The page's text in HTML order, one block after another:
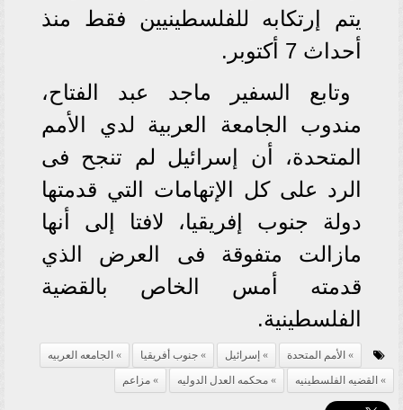
يتم إرتكابه للفلسطينيين فقط منذ
أحداث 7 أكتوبر.
وتابع السفير ماجد عبد الفتاح،
مندوب الجامعة العربية لدي الأمم
المتحدة، أن إسرائيل لم تنجح فى
الرد على كل الإتهامات التي قدمتها
دولة جنوب إفريقيا، لافتا إلى أنها
مازالت متفوقة فى العرض الذي
قدمته أمس الخاص بالقضية
الفلسطينية.
الأمم المتحدة إسرائيل جنوب أفريقيا
الجامعه العربيه
القضيه الفلسطينيه
محكمه العدل الدوليه مزاعم